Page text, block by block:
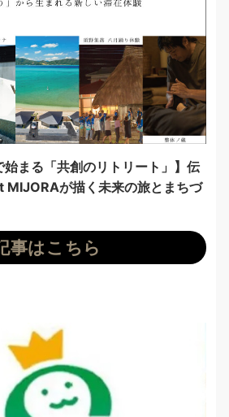
始まる「共創のリトリート」】伝
が描く未来の旅とまちづ
事はこちら